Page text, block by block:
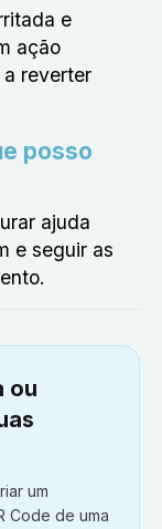
e
ação
reverter
posso
ajuda
e seguir as
ou
um
Code de uma